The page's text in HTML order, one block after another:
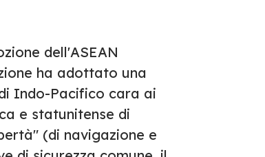
dell'ASEAN
ha adottato una
Indo-Pacifico cara ai
e statunitense di
(di navigazione e